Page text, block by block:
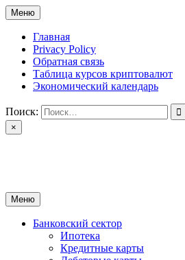
Перейти
к
содержимому
Меню
Главная
Privacy Policy
Обратная связь
Таблица курсов криптовалют
Экономический календарь
Поиск:
×
Меню
Банковский сектор
Ипотека
Кредитные карты